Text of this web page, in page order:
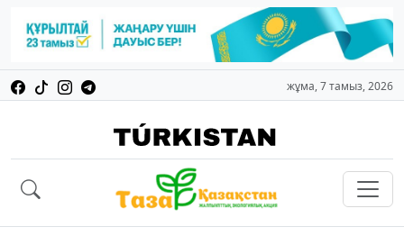
жұма, 7 тамыз, 2026